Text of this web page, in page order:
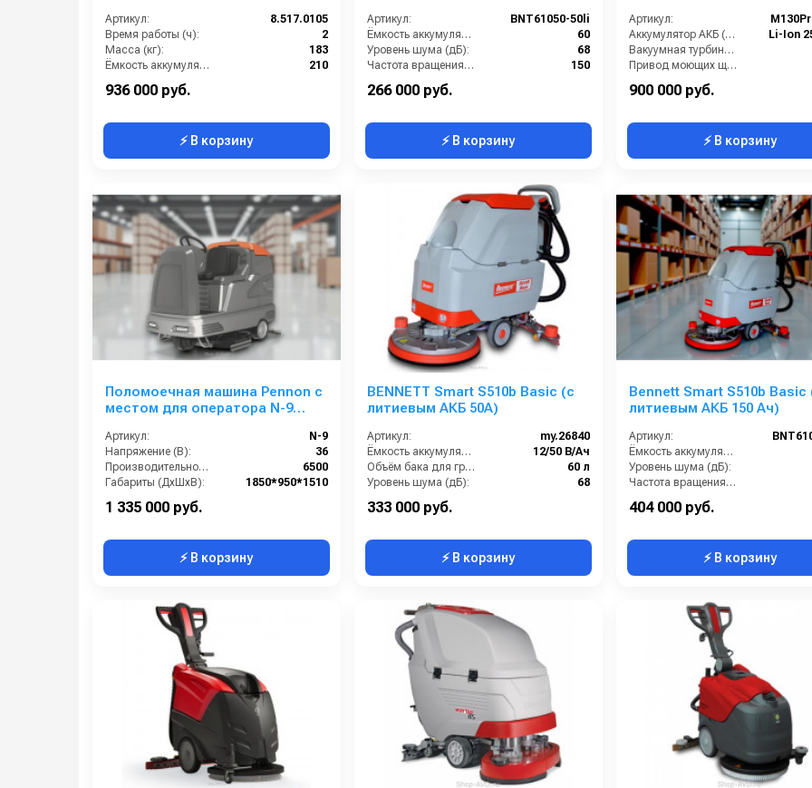
Артикул:
8.517.0105
Время работы (ч):
2
Масса (кг):
183
Ёмкость аккумуляторов (Ач):
210
936 000 руб.
⚡ В корзину
Артикул:
BNT61050-50li
Ёмкость аккумуляторов (Ач):
60
Уровень шума (дБ):
68
Частота вращения щетки (об/мин):
150
266 000 руб.
⚡ В корзину
Артикул:
Аккумулятор АКБ (В/А·ч):
Li-Ion
Вакуумная турбина (Вт):
Привод моющих щеток (Вт):
Привод хода ( Вт):
900 000 руб.
⚡ В корзину
Поломоечная машина Pennon с
местом для оператора N-9
Артикул:
N-9
Напряжение (В):
36
Производительность по площади (м2/ч):
6500
Габариты (ДхШхВ):
1850*950*1510
1 335 000 руб.
⚡ В корзину
BENNETT Smart S510b Basic (с
литиевым АКБ 50А)
Артикул:
my.26840
Ёмкость аккумуляторов (Ач):
12/50 В/Ач
Объём бака для грязной воды (л):
60 л
Уровень шума (дБ):
68
333 000 руб.
⚡ В корзину
Bennett Smart S510b Basic
литиевым АКБ 150 Ач)
Артикул:
Ёмкость аккумуляторов (Ач):
Уровень шума (дБ):
Частота вращения щетки (об/мин):
404 000 руб.
⚡ В корзину